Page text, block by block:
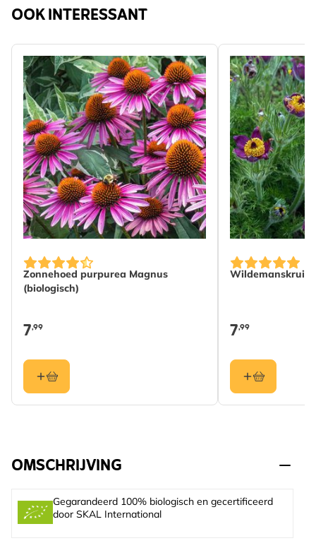
OOK INTERESSANT
Zonnehoed purpurea Magnus
(biologisch)
7,99
Wildemanskruid
7,99
OMSCHRIJVING
Gegarandeerd 100% biologisch en gecertificeerd
door SKAL International